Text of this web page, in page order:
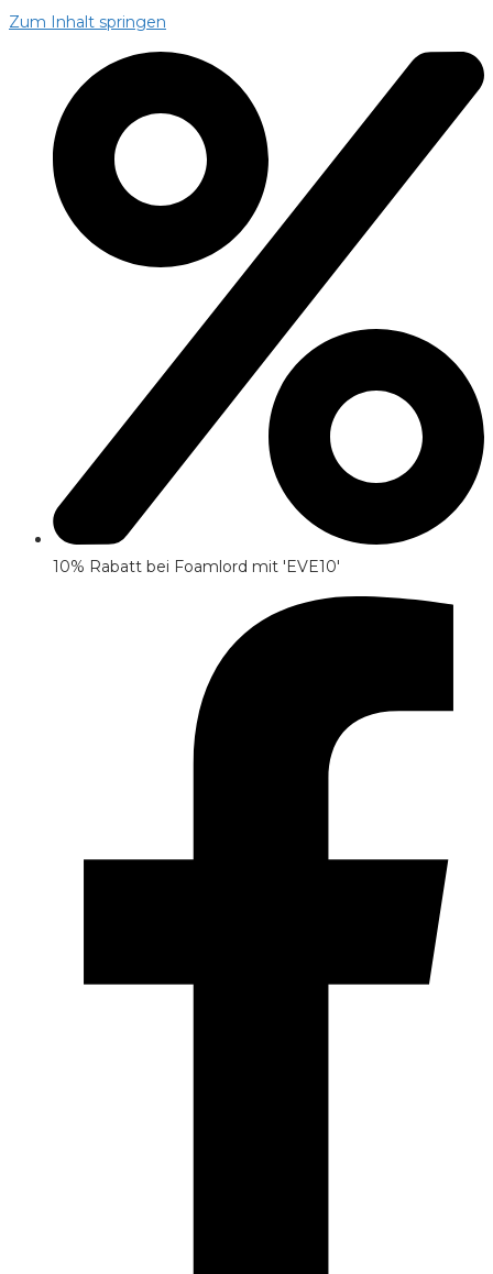
Zum Inhalt springen
10% Rabatt bei Foamlord mit 'EVE10'